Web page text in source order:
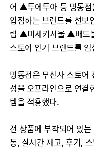
어 ▲투에투아 등 명동점
입점하는 브랜드를 선
럽 ▲미세키서울 ▲배드
스토어 인기 브랜드를
명동점은 무신사 스토어
성을 오프라인으로 연
템을 적용했다.
전 상품에 부착되어 있
동, 실시간 재고, 후기,